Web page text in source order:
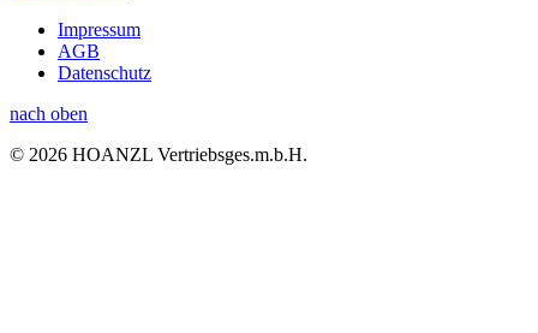
Impressum
AGB
Datenschutz
nach oben
© 2026 HOANZL Vertriebsges.m.b.H.